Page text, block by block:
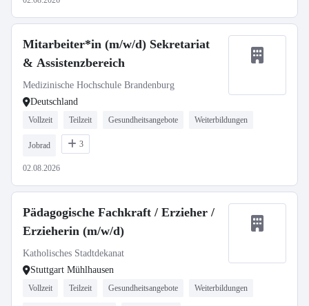
Mitarbeiter*in (m/w/d) Sekretariat
& Assistenzbereich
Medizinische Hochschule Brandenburg
Deutschland
Vollzeit Teilzeit Gesundheitsangebote Weiterbildungen
Jobrad 3
02.08.2026
Pädagogische Fachkraft / Erzieher /
Erzieherin (m/w/d)
Katholisches Stadtdekanat
Stuttgart Mühlhausen
Vollzeit Teilzeit Gesundheitsangebote Weiterbildungen